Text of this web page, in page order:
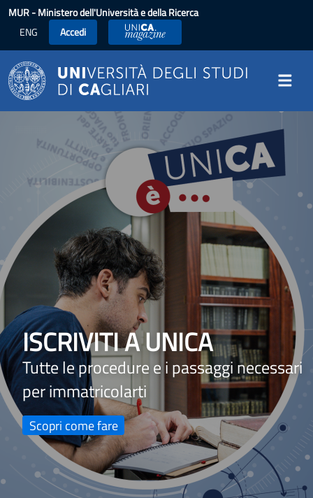
Salta al contenuto principale
MUR- Ministero dell'Università e della Ricerca
ENG
Accedi UniCA News
ISCRIVITI A UNICA
Tutte le procedure e i passaggi necessari
per immatricolarti
Scopri come fare